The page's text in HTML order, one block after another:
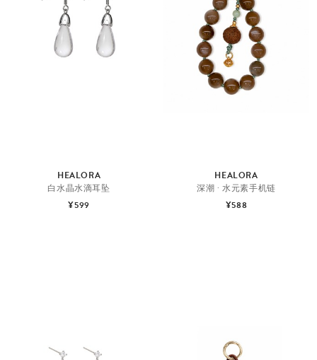
HEALORA
白水晶水滴耳坠
¥599
HEALORA
深潮 · 水元素手机链
¥588